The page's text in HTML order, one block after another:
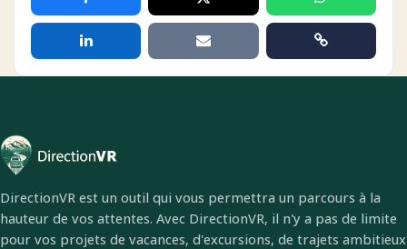
DirectionVR est un outil qui vous permettra un parcours à la
hauteur de vos attentes. Avec DirectionVR, il n'y a pas de limite
pour vos projets de vacances, d'excursions, de trajets ambitieux